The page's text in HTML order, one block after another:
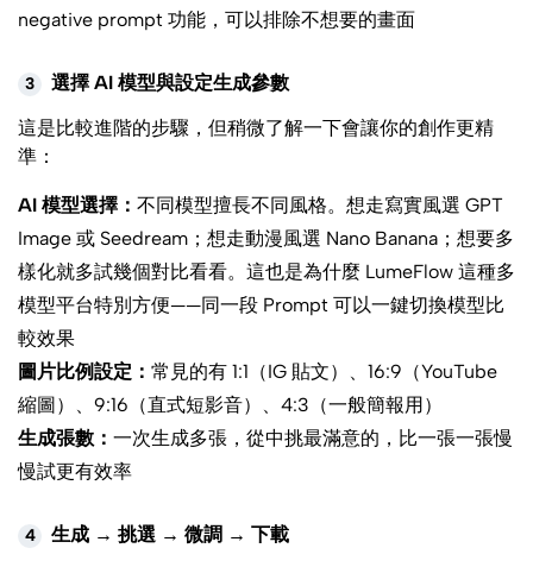
negative prompt 功能，可以排除不想要的畫面
3
選擇 AI 模型與設定生成參數
這是比較進階的步驟，但稍微了解一下會讓你的創作更精
準：
AI 模型選擇： 不同模型擅長不同風格。想走寫實風選 GPT
Image 或 Seedream；想走動漫風選 Nano Banana；想要多
樣化就多試幾個對比看看。這也是為什麼 LumeFlow 這種多
模型平台特別方便——同一段 Prompt 可以一鍵切換模型比
較效果
圖片比例設定： 常見的有 1:1（IG 貼文）、16:9（YouTube
縮圖）、9:16（直式短影音）、4:3（一般簡報用）
生成張數： 一次生成多張，從中挑最滿意的，比一張一張慢
慢試更有效率
4
生成 → 挑選 → 微調 → 下載